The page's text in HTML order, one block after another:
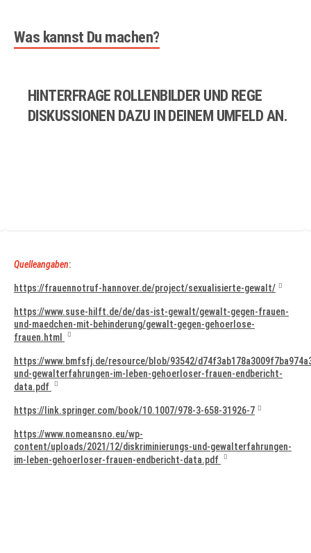
Was kannst Du machen?
HINTERFRAGE ROLLENBILDER UND REGE
DISKUSSIONEN DAZU IN DEINEM UMFELD AN.
Quelleangaben:
https://frauennotruf-hannover.de/project/sexualisierte-gewalt/
https://www.suse-hilft.de/de/das-ist-gewalt/gewalt-gegen-frauen-
und-maedchen-mit-behinderung/gewalt-gegen-gehoerlose-
frauen.html
https://www.bmfsfj.de/resource/blob/93542/
und-gewalterfahrungen-im-leben-gehoerloser-frauen-endbericht-
data.pdf
https://link.springer.com/book/10.1007/978-3-658-31926-7
https://www.nomeansno.eu/wp-
content/uploads/2021/12/diskriminierungs-und-gewalterfahrungen-
im-leben-gehoerloser-frauen-endbericht-data.pdf